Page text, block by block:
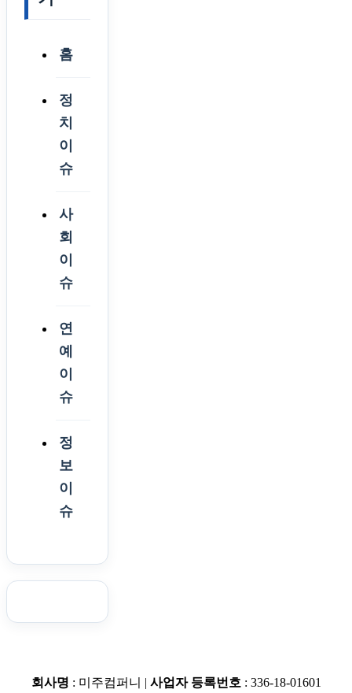
홈
정
치
이
슈
사
회
이
슈
연
예
이
슈
정
보
이
슈
회사명 : 미주컴퍼니 | 사업자 등록번호 : 336-18-01601